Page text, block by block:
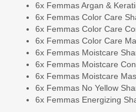
6x Femmas Argan &
6x Femmas Color Care
6x Femmas Color Care
6x Femmas Color Care
6x Femmas Moistcare
6x Femmas Moistcare
6x Femmas Moistcare
6x Femmas No Yellow
6x Femmas Energizing